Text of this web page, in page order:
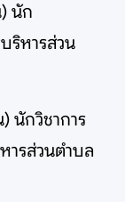
นัก
ริหารส่วน
นักวิชาการ
ารส่วนตำบล